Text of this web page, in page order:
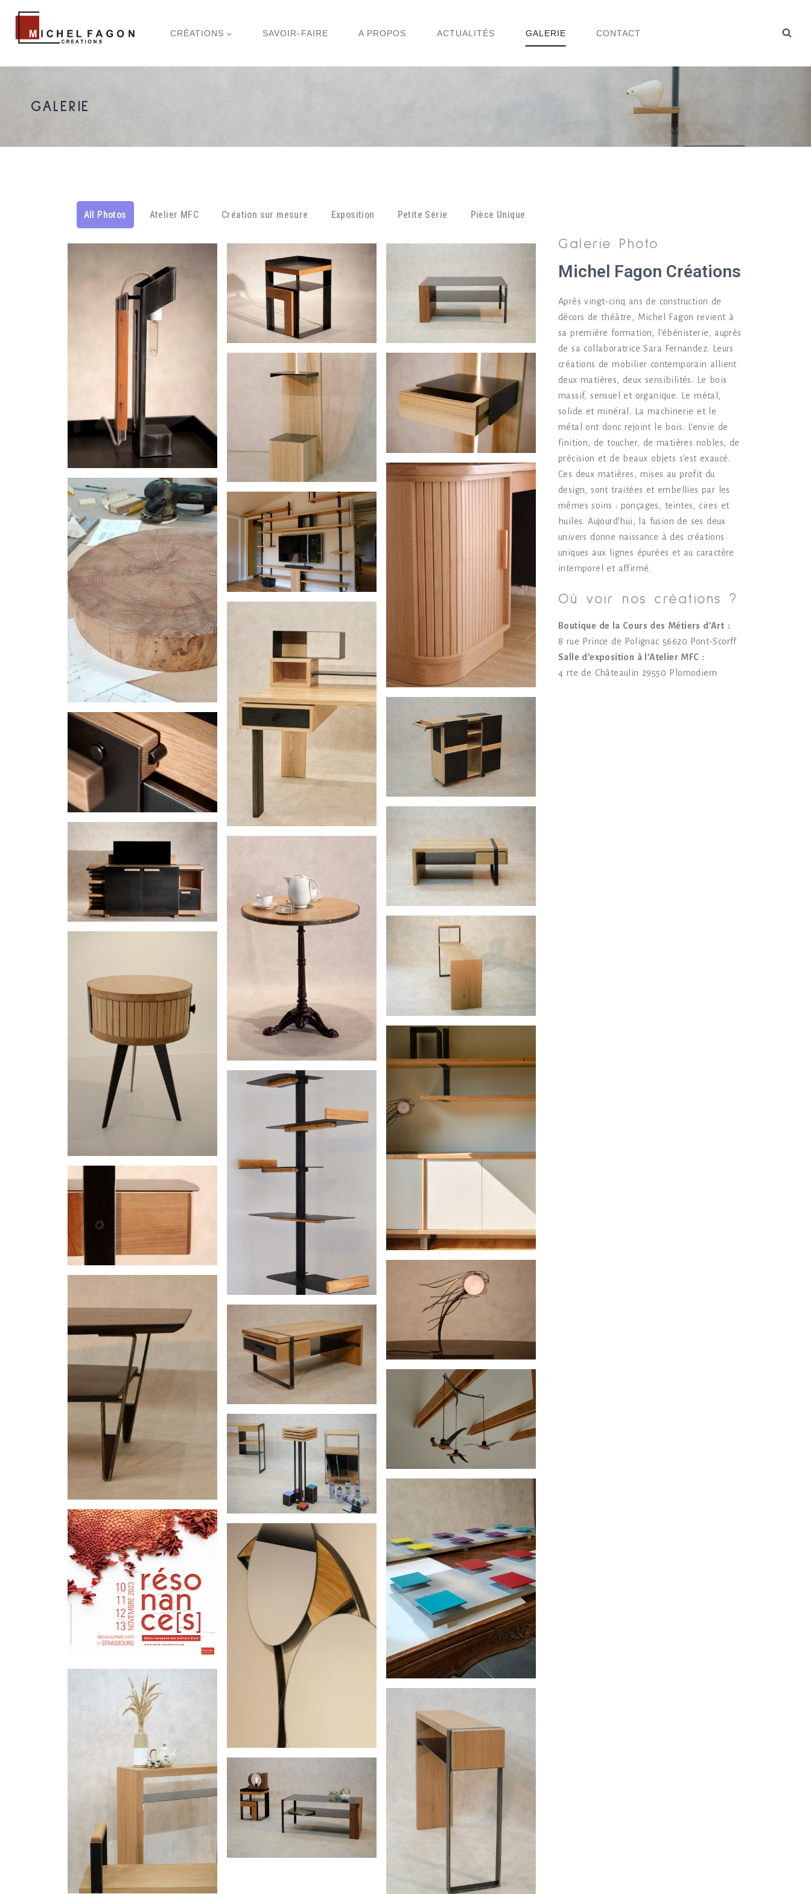
CRÉATIONS SAVOIR-FAIRE A PROPOS ACTUALITÉS GALERIE CONTACT
GALERIE
All Photos Atelier MFC Création sur mesure Exposition Petite Série Pièce Unique
Galerie Photo
Michel Fagon Créations
Après vingt-cinq ans de construction de
décors de théâtre, Michel Fagon revient à
sa première formation, l’ébénisterie, auprès
de sa collaboratrice Sara Fernandez. Leurs
créations de mobilier contemporain allient
deux matières, deux sensibilités. Le bois
massif, sensuel et organique. Le métal,
solide et minéral. La machinerie et le
métal ont donc rejoint le bois. L’envie de
finition, de toucher, de matières nobles, de
précision et de beaux objets s’est exaucé.
Ces deux matières, mises au profit du
design, sont traitées et embellies par les
mêmes soins : ponçages, teintes, cires et
huiles. Aujourd’hui, la fusion de ses deux
univers donne naissance à des créations
uniques aux lignes épurées et au caractère
intemporel et affirmé.
Où voir nos créations ?
Boutique de la Cours des Métiers d’Art :
8 rue Prince de Polignac 56620 Pont-Scorff
Salle d’exposition à l’Atelier MFC :
4 rte de Châteaulin 29550 Plomodiern